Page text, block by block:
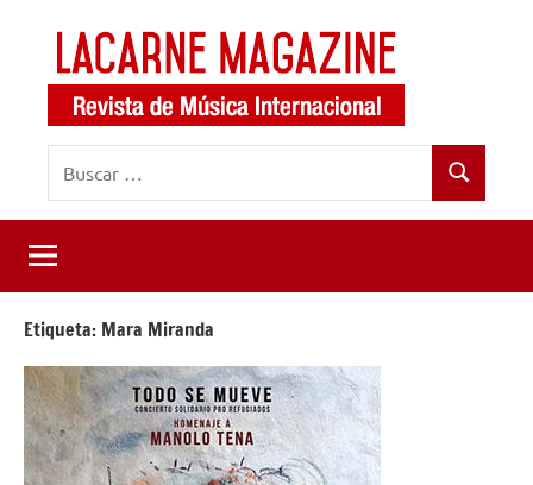
contenido
LaCarne
Magazine
de
música
internacional
Buscar
Etiqueta: Mara Miranda